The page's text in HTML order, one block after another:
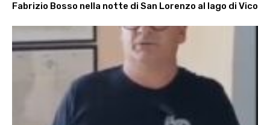
Fabrizio Bosso nella notte di San Lorenzo al lago di Vico